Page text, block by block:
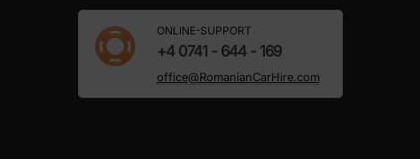
ONLINE-SUPPORT
+4 0741 - 644 - 169
office@RomanianCarHire.com